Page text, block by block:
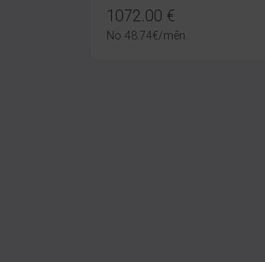
1072.00 €
No 48.74€/mēn.